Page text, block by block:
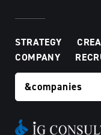
STRATEGY
COMPANY
&companies